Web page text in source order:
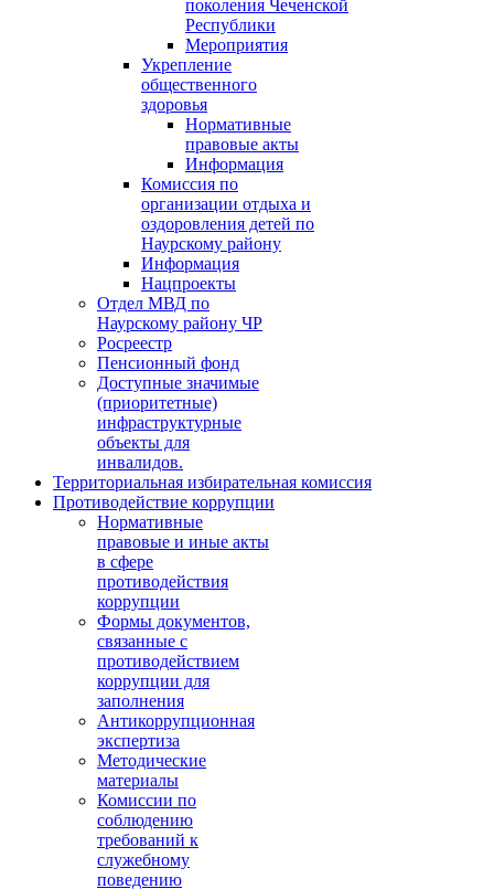
поколения Чеченской
Республики
Мероприятия
Укрепление
общественного
здоровья
Нормативные
правовые акты
Информация
Комиссия по
организации отдыха и
оздоровления детей по
Наурскому району
Информация
Нацпроекты
Отдел МВД по
Наурскому району ЧР
Росреестр
Пенсионный фонд
Доступные значимые
(приоритетные)
инфраструктурные
объекты для
инвалидов.
Территориальная избирательная комиссия
Противодействие коррупции
Нормативные
правовые и иные акты
в сфере
противодействия
коррупции
Формы документов,
связанные с
противодействием
коррупции для
заполнения
Антикоррупционная
экспертиза
Методические
материалы
Комиссии по
соблюдению
требований к
служебному
поведению